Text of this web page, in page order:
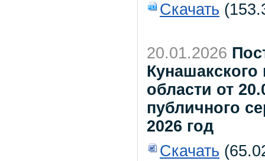
Скачать
20.01.2026
области от
публичного
2026 год
Скачать